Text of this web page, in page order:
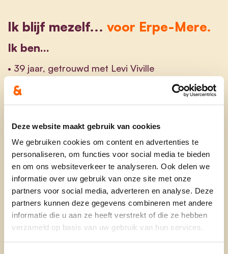
Deze website maakt gebruik van cookies
We gebruiken cookies om content en advertenties te
personaliseren, om functies voor social media te bieden
en om ons websiteverkeer te analyseren. Ook delen we
informatie over uw gebruik van onze site met onze
partners voor social media, adverteren en analyse. Deze
partners kunnen deze gegevens combineren met andere
informatie die u aan ze heeft verstrekt of die ze hebben
verzameld op basis van uw gebruik van hun services.
Ik blijf mezelf... voor Erpe-Mere.
Ik ben...
• 39 jaar, getrouwd met Levi Viville
• mama van Marie (11) en Nette (10)
secundair onderwijs
• eerst lid van het Bijzonder Comité van de
Sociale Dienst, zetelend in de gemeenteraad
Ik sta voor...
• sociaal engagement in plaatselijke verenigingen
• kritisch denken en oplossingsgericht handelen